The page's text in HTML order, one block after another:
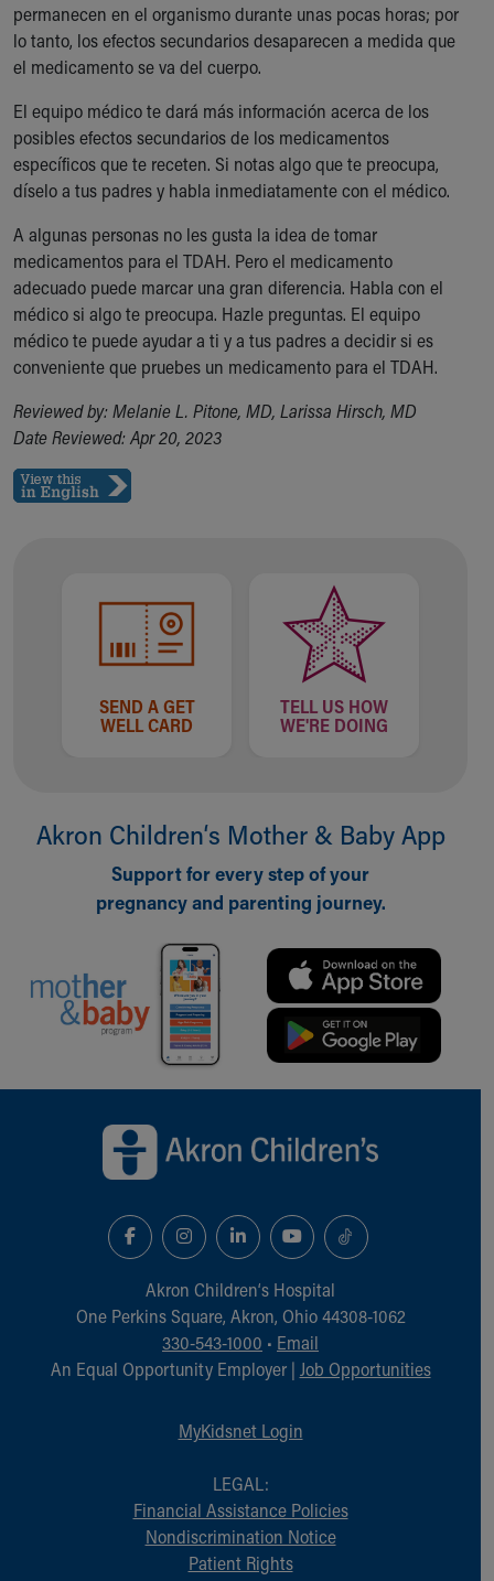
permanecen en el organismo durante unas pocas horas; por
lo tanto, los efectos secundarios desaparecen a medida que
el medicamento se va del cuerpo.
El equipo médico te dará más información acerca de los
posibles efectos secundarios de los medicamentos
específicos que te receten. Si notas algo que te preocupa,
díselo a tus padres y habla inmediatamente con el médico.
A algunas personas no les gusta la idea de tomar
medicamentos para el TDAH. Pero el medicamento
adecuado puede marcar una gran diferencia. Habla con el
médico si algo te preocupa. Hazle preguntas. El equipo
médico te puede ayudar a ti y a tus padres a decidir si es
conveniente que pruebes un medicamento para el TDAH.
Reviewed by: Melanie L. Pitone, MD, Larissa Hirsch, MD
Date Reviewed: Apr 20, 2023
SEND A GET
WELL CARD
TELL US HOW
WE'RE DOING
Akron Children‘s Mother & Baby App
Support for every step of your
pregnancy and parenting journey.
Akron Children‘s Hospital
One Perkins Square, Akron, Ohio 44308-1062
330-543-1000 • Email
An Equal Opportunity Employer | Job Opportunities
MyKidsnet Login
LEGAL:
Financial Assistance Policies
Nondiscrimination Notice
Patient Rights